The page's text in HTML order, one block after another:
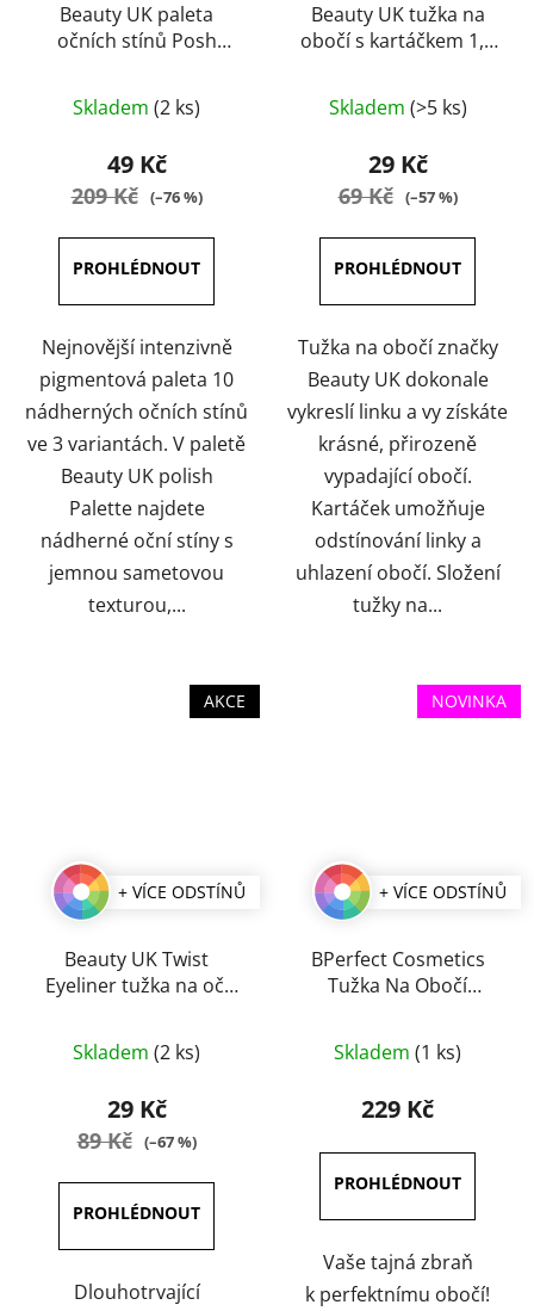
Beauty UK paleta
očních stínů Posh
hodnocení
produktu
je
5
hvězdiček.
Skladem (2 ks)
49 Kč
209 Kč (–76 %)
Nejnovější intenzivně
pigmentová paleta 10
nádherných očních stínů
ve 3 variantách. V paletě
Beauty UK polish
Palette najdete
nádherné oční stíny s
jemnou sametovou
texturou,...
Beauty UK tužka na
obočí s kartáčkem 1,2
hodnocení
produktu
5
hvězdiček.
Skladem (>5 ks)
29 Kč
69 Kč (–57 %)
Tužka na obočí značky
Beauty UK dokonale
vykreslí linku a vy získáte
krásné, přirozeně
vypadající obočí.
Kartáček umožňuje
odstínování linky a
uhlazení obočí. Složení
tužky na...
AKCE
+ VÍCE ODSTÍNŮ
Beauty UK Twist
Eyeliner tužka na oči
hodnocení
produktu
5
hvězdiček.
Skladem (2 ks)
29 Kč
89 Kč (–67 %)
Dlouhotrvající
NOVINKA
+ VÍCE ODSTÍNŮ
BPerfect Cosmetics
Tužka Na Obočí
hodnocení
produktu
5,0
z
5
hvězdiček.
Skladem (1 ks)
229 Kč
Vaše tajná zbraň
k perfektnímu obočí!